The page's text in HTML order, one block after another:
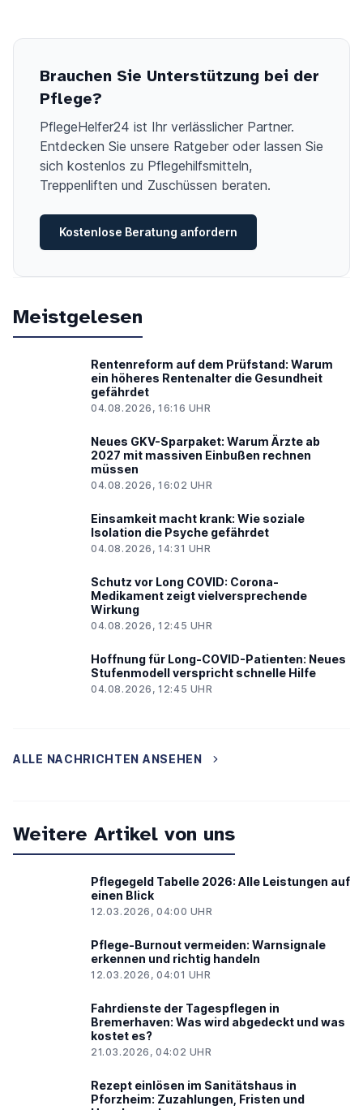
Brauchen Sie Unterstützung bei der
Pflege?
PflegeHelfer24 ist Ihr verlässlicher Partner.
Entdecken Sie unsere Ratgeber oder lassen Sie
sich kostenlos zu Pflegehilfsmitteln,
Treppenliften und Zuschüssen beraten.
Kostenlose Beratung anfordern
Meistgelesen
Rentenreform auf dem Prüfstand: Warum
ein höheres Rentenalter die Gesundheit
gefährdet
04.08.2026, 16:16 UHR
Neues GKV-Sparpaket: Warum Ärzte ab
2027 mit massiven Einbußen rechnen
müssen
04.08.2026, 16:02 UHR
Einsamkeit macht krank: Wie soziale
Isolation die Psyche gefährdet
04.08.2026, 14:31 UHR
Schutz vor Long COVID: Corona-
Medikament zeigt vielversprechende
Wirkung
04.08.2026, 12:45 UHR
Hoffnung für Long-COVID-Patienten: Neues
Stufenmodell verspricht schnelle Hilfe
04.08.2026, 12:45 UHR
ALLE NACHRICHTEN ANSEHEN
Weitere Artikel von uns
Pflegegeld Tabelle 2026: Alle Leistungen auf
einen Blick
12.03.2026, 04:00 UHR
Pflege-Burnout vermeiden: Warnsignale
erkennen und richtig handeln
12.03.2026, 04:01 UHR
Fahrdienste der Tagespflegen in
Bremerhaven: Was wird abgedeckt und was
kostet es?
21.03.2026, 04:02 UHR
Rezept einlösen im Sanitätshaus in
Pforzheim: Zuzahlungen, Fristen und